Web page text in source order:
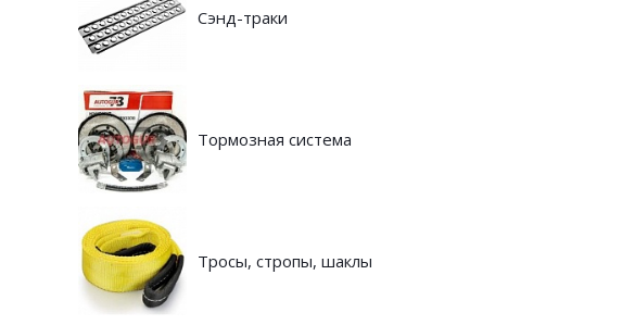
Сэнд-траки
Тормозная система
Тросы, стропы, шаклы